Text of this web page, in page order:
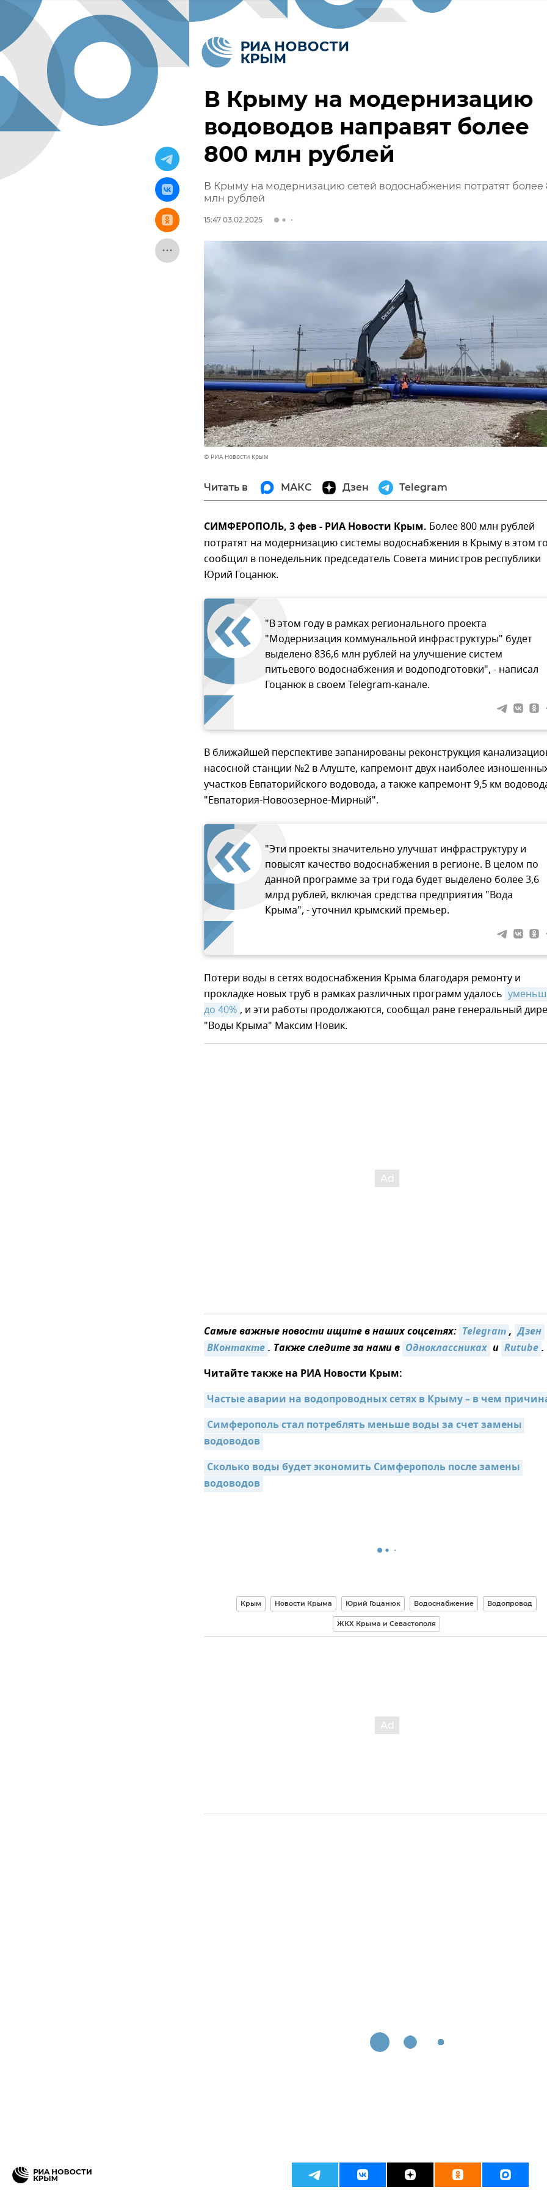
В Крыму на модернизацию
водоводов направят более
800 млн рублей
В Крыму на модернизацию сетей водоснабжения потратят более
млн рублей
15:47 03.02.2025
© РИА Новости Крым
Читать в МАКС Дзен Telegram
СИМФЕРОПОЛЬ, 3 фев - РИА Новости Крым. Более 800 млн рублей
потратят на модернизацию системы водоснабжения в Крыму в этом
сообщил в понедельник председатель Совета министров республики
Юрий Гоцанюк.
"В этом году в рамках регионального проекта
"Модернизация коммунальной инфраструктуры" будет
выделено 836,6 млн рублей на улучшение систем
питьевого водоснабжения и водоподготовки", - написал
Гоцанюк в своем Telegram-канале.
В ближайшей перспективе запанированы реконструкция
насосной станции №2 в Алуште, капремонт двух наиболее
участков Евпаторийского водовода, а также капремонт 9,5 км
"Евпатория-Новоозерное-Мирный".
"Эти проекты значительно улучшат инфраструктуру и
повысят качество водоснабжения в регионе. В целом по
данной программе за три года будет выделено более 3,6
млрд рублей, включая средства предприятия "Вода
Крыма", - уточнил крымский премьер.
Потери воды в сетях водоснабжения Крыма благодаря ремонту и
прокладке новых труб в рамках различных программ удалось
до 40% , и эти работы продолжаются, сообщал ране генеральный
"Воды Крыма" Максим Новик.
Самые важные новости ищите в наших соцсетях: Telegram, Дзен
ВКонтакте. Также следите за нами в Одноклассниках и Rutube.
Читайте также на РИА Новости Крым:
Частые аварии на водопроводных сетях в Крыму – в чем
Симферополь стал потреблять меньше воды за счет замены
водоводов
Сколько воды будет экономить Симферополь после замены
водоводов
Крым Новости Крыма Юрий Гоцанюк Водоснабжение Водопровод
ЖКХ Крыма и Севастополя